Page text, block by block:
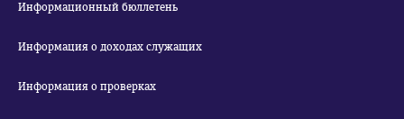
Информационный бюллетень
Информация о доходах служащих
Информация о проверках